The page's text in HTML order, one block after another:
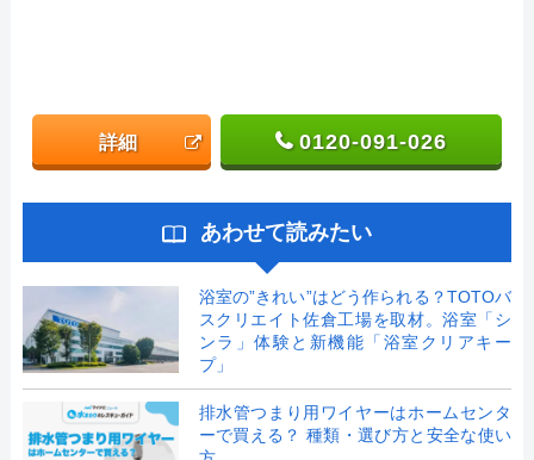
詳細 0120-091-026
あわせて読みたい
浴室の”きれい”はどう作られる？TOTOバ
スクリエイト佐倉工場を取材。浴室「シ
ンラ」体験と新機能「浴室クリアキー
プ」
排水管つまり用ワイヤーはホームセンタ
ーで買える？ 種類・選び方と安全な使い